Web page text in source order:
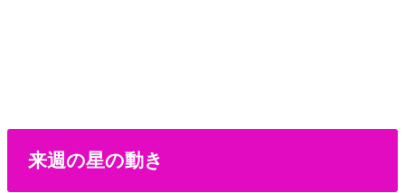
来週の星の動き